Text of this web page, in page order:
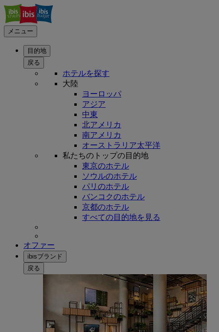
メニュー
目的地
戻る
ホテルを探す
大陸
ヨーロッパ
アジア
中東
北アメリカ
南アメリカ
オーストラリア太平洋
私たちのトップの目的地
東京のホテル
ソウルのホテル
パリのホテル
バンコクのホテル
京都のホテル
すべての目的地を見る
オファー
ibisブランド
戻る